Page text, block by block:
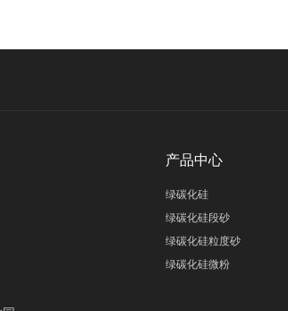
产品中心
绿碳化硅
绿碳化硅段砂
绿碳化硅粒度砂
绿碳化硅微粉